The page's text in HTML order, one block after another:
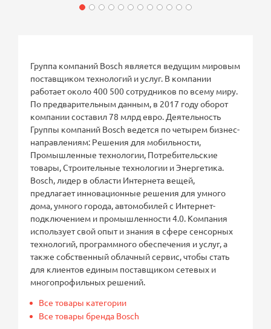
Группа компаний Bosch является ведущим мировым
поставщиком технологий и услуг. В компании
работает около 400 500 сотрудников по всему миру.
По предварительным данным, в 2017 году оборот
компании составил 78 млрд евро. Деятельность
Группы компаний Bosch ведется по четырем бизнес-
направлениям: Решения для мобильности,
Промышленные технологии, Потребительские
товары, Строительные технологии и Энергетика.
Bosch, лидер в области Интернета вещей,
предлагает инновационные решения для умного
дома, умного города, автомобилей с Интернет-
подключением и промышленности 4.0. Компания
использует свой опыт и знания в сфере сенсорных
технологий, программного обеспечения и услуг, а
также собственный облачный сервис, чтобы стать
для клиентов единым поставщиком сетевых и
многопрофильных решений.
Все товары категории
Все товары бренда Bosch